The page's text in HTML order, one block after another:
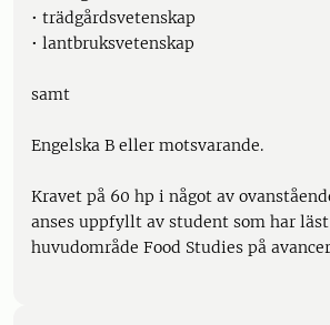
• trädgårdsvetenskap
• lantbruksvetenskap
samt
Engelska B eller motsvarande.
Kravet på 60 hp i något av
anses uppfyllt av student som har
huvudområde Food Studies på